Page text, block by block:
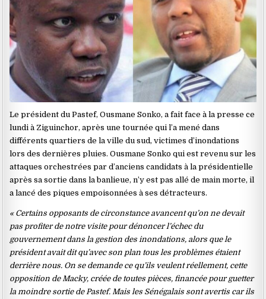
Le président du Pastef, Ousmane Sonko, a fait face à la presse ce
lundi à Ziguinchor, après une tournée qui l’a mené dans
différents quartiers de la ville du sud, victimes d’inondations
lors des dernières pluies. Ousmane Sonko qui est revenu sur les
attaques orchestrées par d’anciens candidats à la présidentielle
après sa sortie dans la banlieue, n’y est pas allé de main morte, il
a lancé des piques empoisonnées à ses détracteurs.
« Certains opposants de circonstance avancent qu’on ne devait
pas profiter de notre visite pour dénoncer l’échec du
gouvernement dans la gestion des inondations, alors que le
président avait dit qu’avec son plan tous les problèmes étaient
derrière nous. On se demande ce qu’ils veulent réellement, cette
opposition de Macky, créée de toutes pièces, financée pour guetter
la moindre sortie de Pastef. Mais les Sénégalais sont avertis car ils